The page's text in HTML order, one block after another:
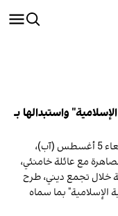
واستبدالها بـ
نُشر مقطع فيديو مدته نحو خمس دقائق، الأربعاء 5 أغسطس (آب)،
مع عائلة خامنئي،
خلال تجمع ديني، طرح
الإسلامية" بما سماه